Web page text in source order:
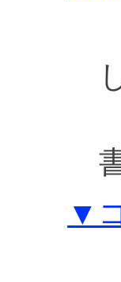
▼